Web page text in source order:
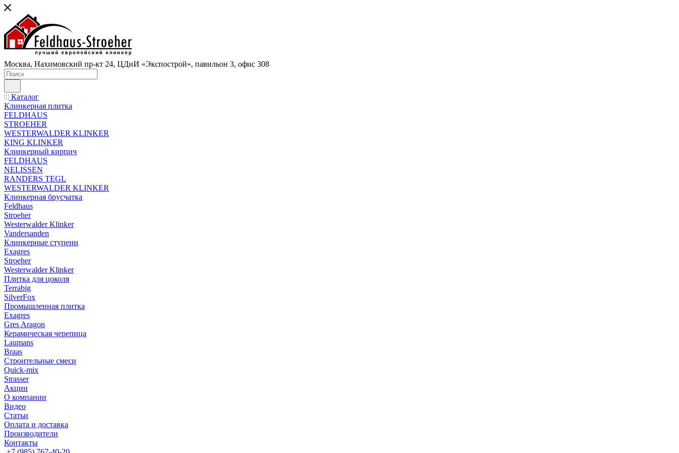
Москва, Нахимовский пр-кт 24, ЦДиИ «Экспострой», павильон 3, офис 308
Каталог
Клинкерная плитка
FELDHAUS
STROEHER
WESTERWALDER KLINKER
KING KLINKER
Клинкерный кирпич
FELDHAUS
NELISSEN
RANDERS TEGL
WESTERWALDER KLINKER
Клинкерная брусчатка
Feldhaus
Stroeher
Westerwalder Klinker
Vandersanden
Клинкерные ступени
Exagres
Stroeher
Westerwalder Klinker
Плитка для цоколя
Terrabig
SilverFox
Промышленная плитка
Exagres
Gres Aragon
Керамическая черепица
Laumans
Braas
Строительные смеси
Quick-mix
Strasser
Акции
О компании
Видео
Статьи
Оплата и доставка
Производители
Контакты